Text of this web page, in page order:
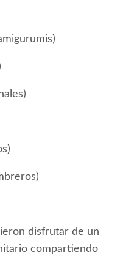
disfrutar de un
compartiendo